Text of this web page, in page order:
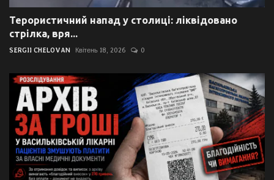
Терористичний напад у столиці: ліквідовано
стрілка, вря...
SERGII CHELOVAN Квітень 18, 2026 0